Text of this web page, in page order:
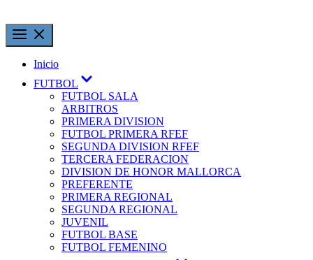
Inicio
FUTBOL
FUTBOL SALA
ARBITROS
PRIMERA DIVISION
FUTBOL PRIMERA RFEF
SEGUNDA DIVISION RFEF
TERCERA FEDERACION
DIVISION DE HONOR MALLORCA
PREFERENTE
PRIMERA REGIONAL
SEGUNDA REGIONAL
JUVENIL
FUTBOL BASE
FUTBOL FEMENINO